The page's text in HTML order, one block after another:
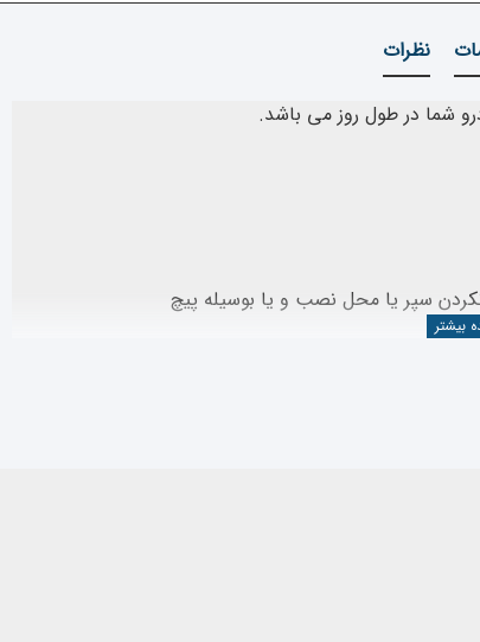
نظرات
شما در طول روز می باشد.
سپر یا محل نصب و یا بوسیله پیچ